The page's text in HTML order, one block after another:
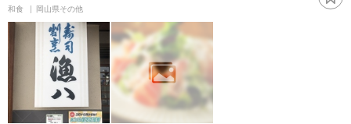
和食 岡山県その他